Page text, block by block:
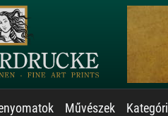
Művészek